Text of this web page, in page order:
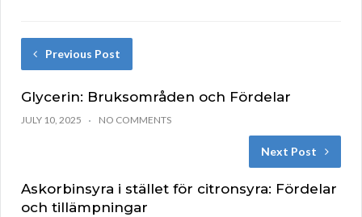
Previous Post
Glycerin: Bruksområden och Fördelar
JULY 10, 2025 NO COMMENTS
Next Post
Askorbinsyra i stället för citronsyra: Fördelar
och tillämpningar